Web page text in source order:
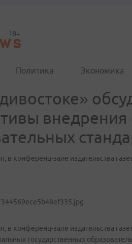
Политика Экономика
в конференц-зале издательства
в конференц-зале издательства
государственных